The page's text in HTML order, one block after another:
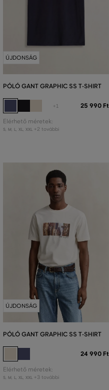
ÚJDONSÁG
PÓLÓ GANT GRAPHIC SS T-SHIRT
+1 25 990 Ft
Elérhető méretek:
S, M L XL XXL +2 további
ÚJDONSÁG
PÓLÓ GANT GRAPHIC SS T-SHIRT
24 990 Ft
Elérhető méretek:
S, M L XL XXL +3 további